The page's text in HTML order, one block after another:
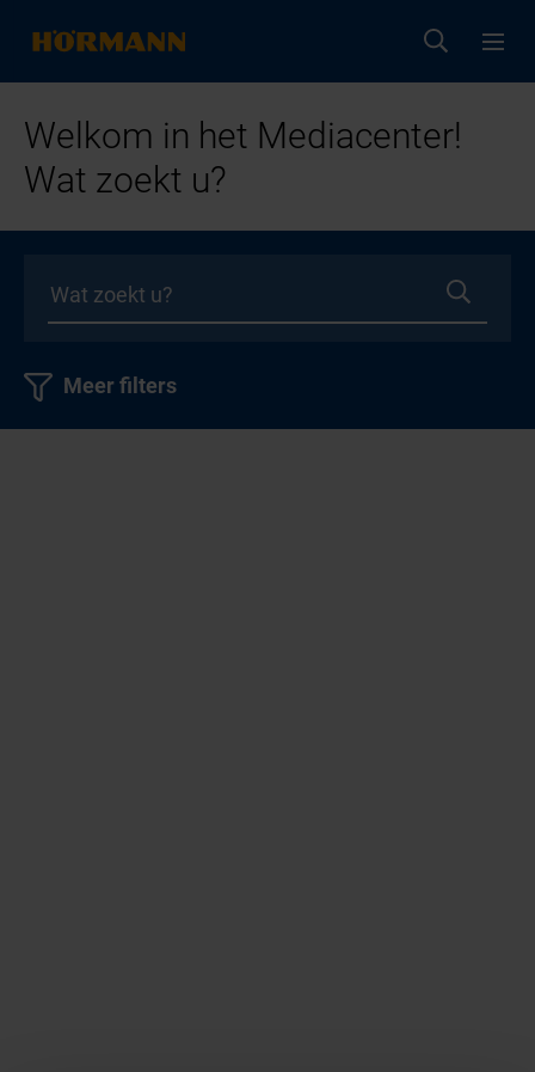
Welkom in het Mediacenter!
Wat zoekt u?
Meer filters